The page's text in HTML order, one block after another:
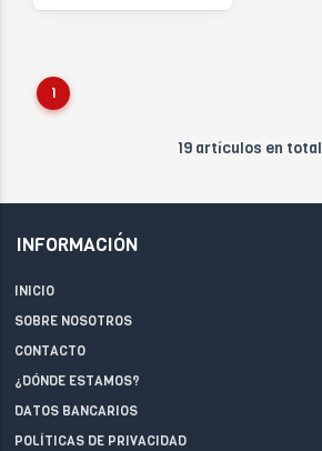
1
19 artículos en total
INFORMACIÓN
INICIO
SOBRE NOSOTROS
CONTACTO
¿DÓNDE ESTAMOS?
DATOS BANCARIOS
POLÍTICAS DE PRIVACIDAD